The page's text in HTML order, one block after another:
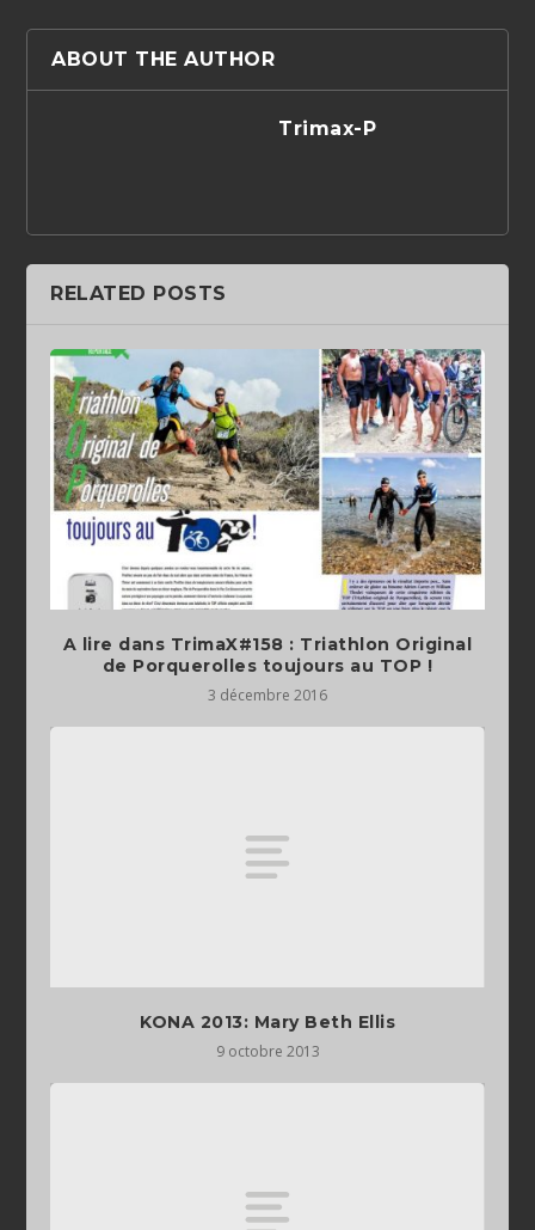
ABOUT THE AUTHOR
Trimax-P
RELATED POSTS
A lire dans TrimaX#158 : Triathlon Original
de Porquerolles toujours au TOP !
3 décembre 2016
KONA 2013: Mary Beth Ellis
9 octobre 2013